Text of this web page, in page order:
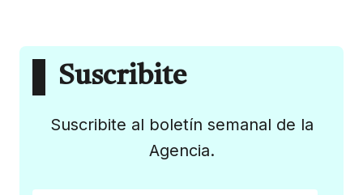
Suscribite
Suscribite al boletín semanal de la
Agencia.